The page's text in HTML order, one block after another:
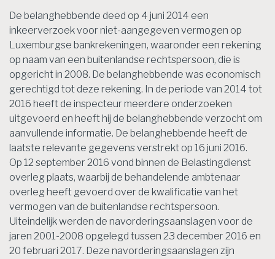
De belanghebbende deed op 4 juni 2014 een
inkeerverzoek voor niet-aangegeven vermogen op
Luxemburgse bankrekeningen, waaronder een rekening
op naam van een buitenlandse rechtspersoon, die is
opgericht in 2008. De belanghebbende was economisch
gerechtigd tot deze rekening. In de periode van 2014 tot
2016 heeft de inspecteur meerdere onderzoeken
uitgevoerd en heeft hij de belanghebbende verzocht om
aanvullende informatie. De belanghebbende heeft de
laatste relevante gegevens verstrekt op 16 juni 2016.
Op 12 september 2016 vond binnen de Belastingdienst
overleg plaats, waarbij de behandelende ambtenaar
overleg heeft gevoerd over de kwalificatie van het
vermogen van de buitenlandse rechtspersoon.
Uiteindelijk werden de navorderingsaanslagen voor de
jaren 2001-2008 opgelegd tussen 23 december 2016 en
20 februari 2017. Deze navorderingsaanslagen zijn